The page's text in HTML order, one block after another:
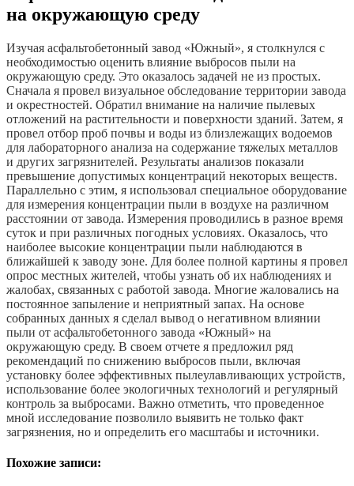
на окружающую среду
Изучая асфальтобетонный завод «Южный», я столкнулся с
необходимостью оценить влияние выбросов пыли на
окружающую среду. Это оказалось задачей не из простых.
Сначала я провел визуальное обследование территории завода
и окрестностей. Обратил внимание на наличие пылевых
отложений на растительности и поверхности зданий. Затем, я
провел отбор проб почвы и воды из близлежащих водоемов
для лабораторного анализа на содержание тяжелых металлов
и других загрязнителей. Результаты анализов показали
превышение допустимых концентраций некоторых веществ.
Параллельно с этим, я использовал специальное оборудование
для измерения концентрации пыли в воздухе на различном
расстоянии от завода. Измерения проводились в разное время
суток и при различных погодных условиях. Оказалось, что
наиболее высокие концентрации пыли наблюдаются в
ближайшей к заводу зоне. Для более полной картины я провел
опрос местных жителей, чтобы узнать об их наблюдениях и
жалобах, связанных с работой завода. Многие жаловались на
постоянное запыление и неприятный запах. На основе
собранных данных я сделал вывод о негативном влиянии
пыли от асфальтобетонного завода «Южный» на
окружающую среду. В своем отчете я предложил ряд
рекомендаций по снижению выбросов пыли, включая
установку более эффективных пылеулавливающих устройств,
использование более экологичных технологий и регулярный
контроль за выбросами. Важно отметить, что проведенное
мной исследование позволило выявить не только факт
загрязнения, но и определить его масштабы и источники.
Похожие записи: